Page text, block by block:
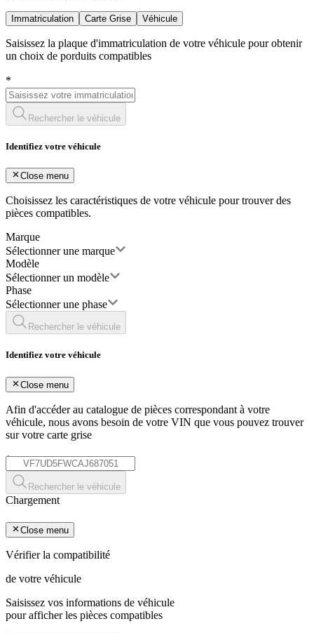
Immatriculation Carte Grise Véhicule
Saisissez la plaque d'immatriculation de votre véhicule pour obtenir
un choix de porduits compatibles
*
Rechercher le véhicule
Identifiez votre véhicule
Close menu
Choisissez les caractéristiques de votre véhicule pour trouver des
pièces compatibles.
Marque
Sélectionner une marque
Modèle
Sélectionner un modèle
Phase
Sélectionner une phase
Rechercher le véhicule
Identifiez votre véhicule
Close menu
Afin d'accéder au catalogue de pièces correspondant à votre
véhicule, nous avons besoin de votre VIN que vous pouvez trouver
sur votre carte grise
*
Rechercher le véhicule
Chargement
Close menu
Vérifier la compatibilité
de votre véhicule
Saisissez vos informations de véhicule
pour afficher les pièces compatibles